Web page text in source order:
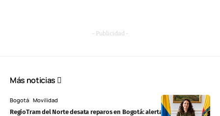
- Publicidad -
Más noticias
Bogotá Movilidad
RegioTram del Norte desata reparos en Bogotá: alertan cierres, rejas y